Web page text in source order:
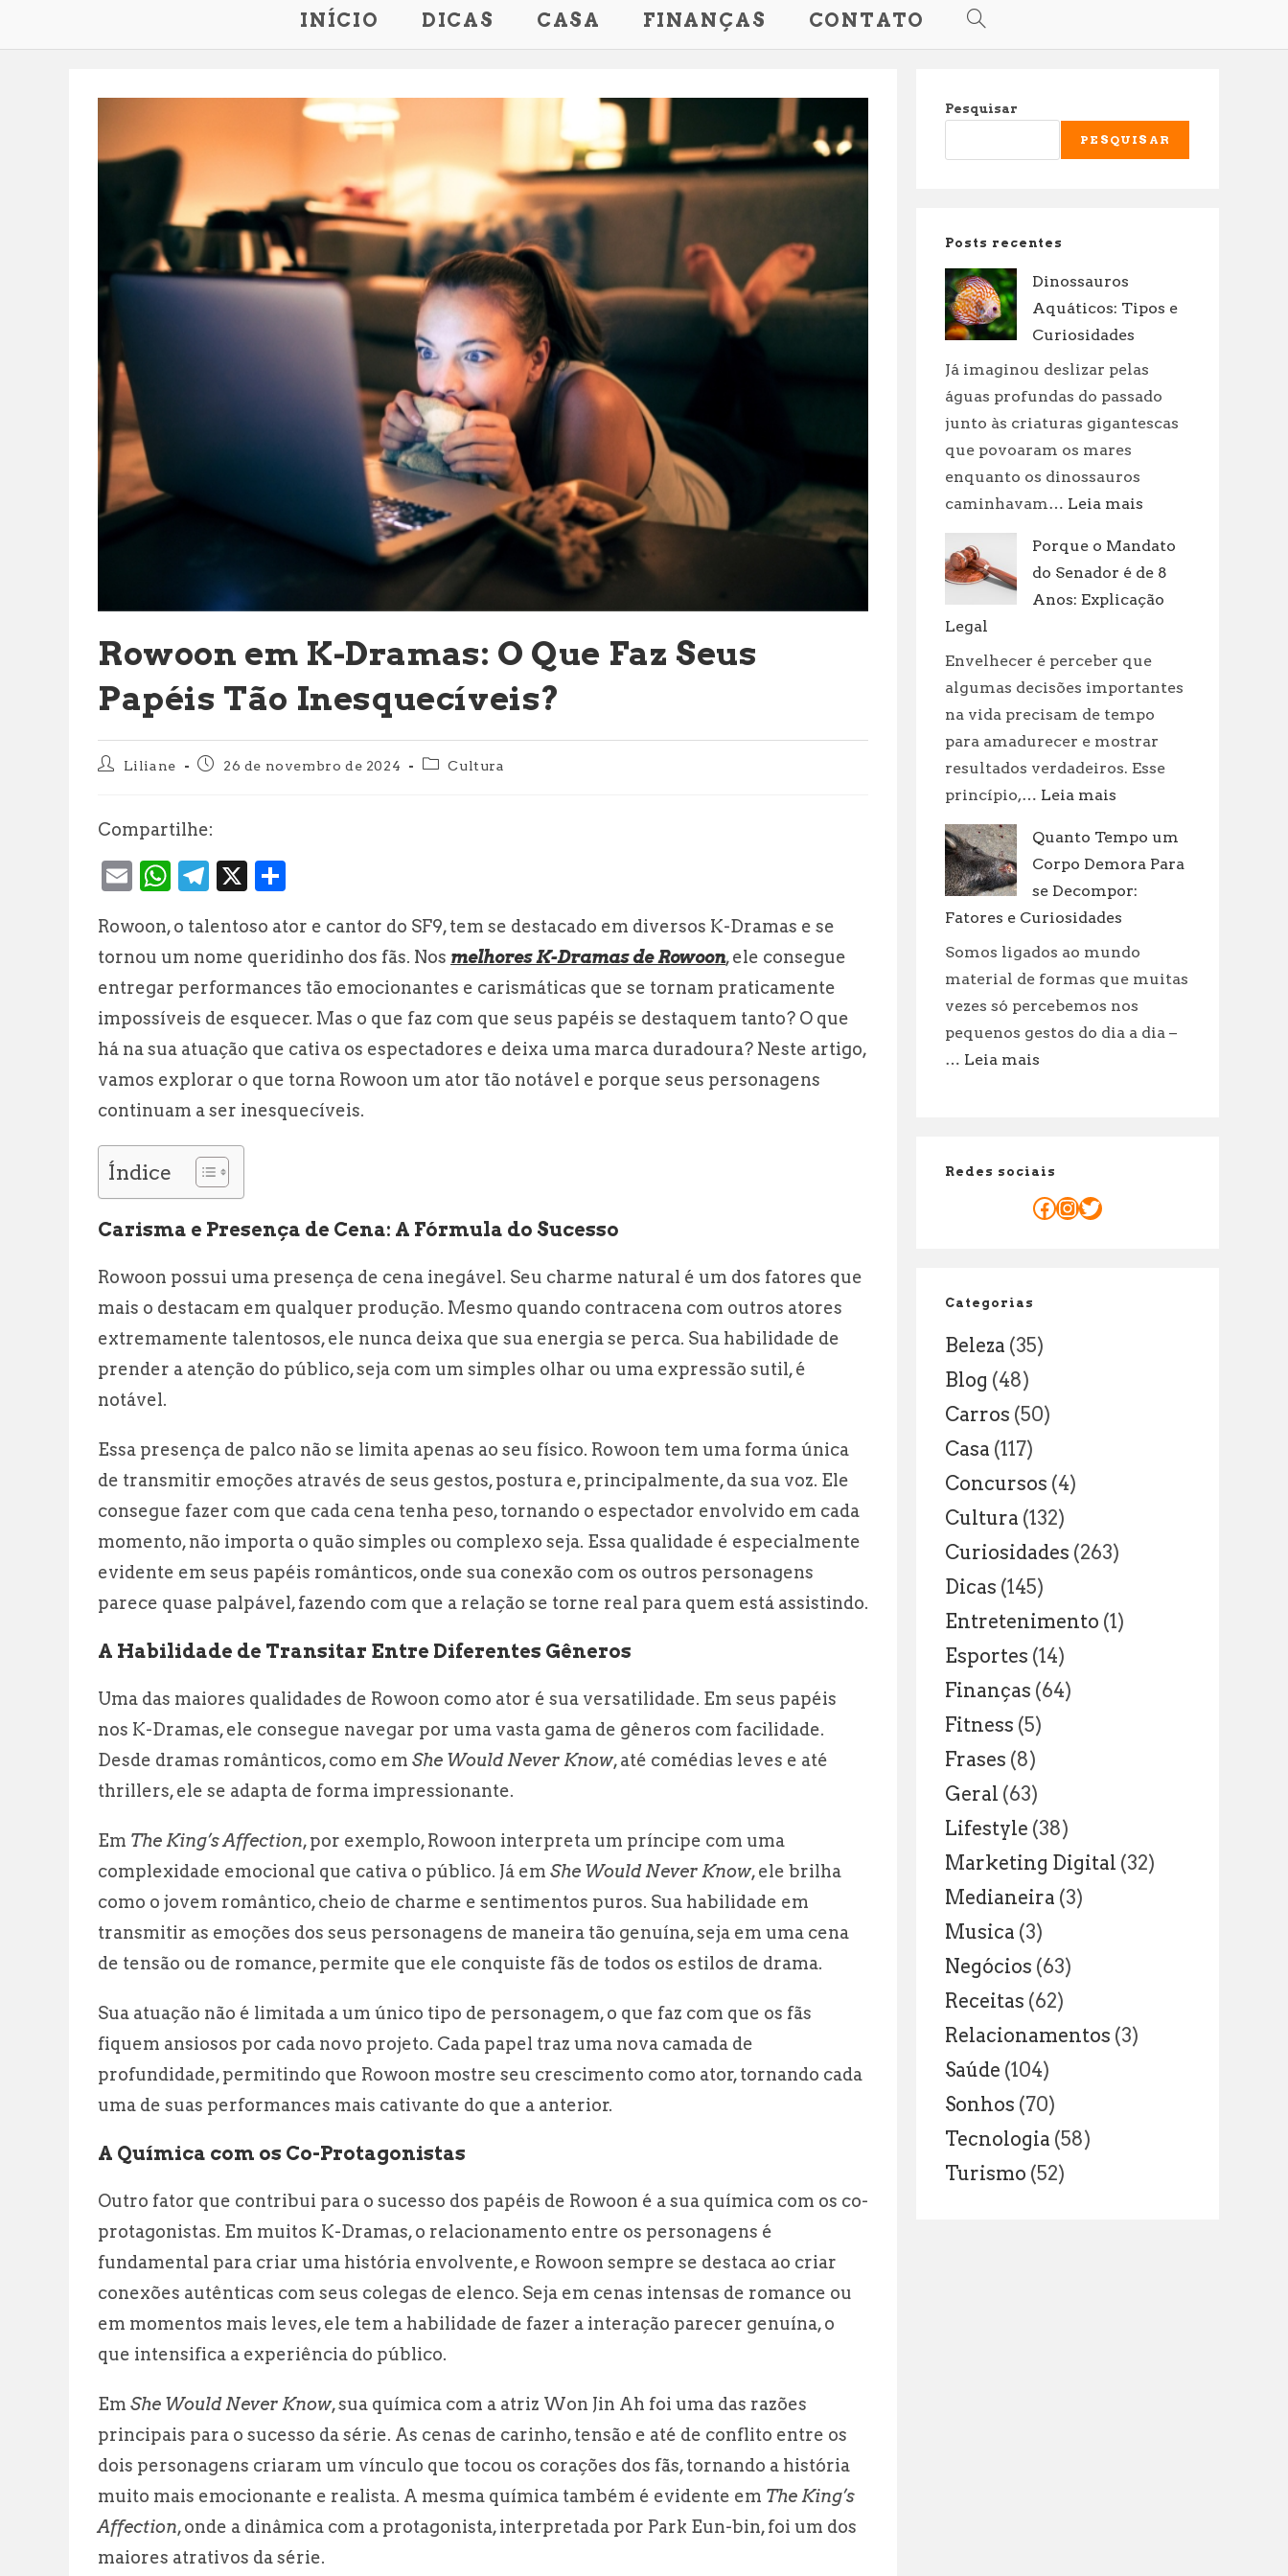
INÍCIO DICAS CASA FINANÇAS CONTATO ALTERNAR
Rowoon em K-Dramas: O Que Faz Seus
Papéis Tão Inesquecíveis?
AutorLiliane
Post26 de novembro de 2024
Categoria
Cultura
Compartilhe:
E
ai
l
W
at
s
A
p
p
T
e
g
r
a
m
X
a
r
e
Rowoon, o talentoso ator e cantor do SF9, tem se destacado em diversos K-Dramas e se
tornou um nome queridinho dos fãs. Nos melhores K-Dramas de Rowoon, ele consegue
entregar performances tão emocionantes e carismáticas que se tornam praticamente
impossíveis de esquecer. Mas o que faz com que seus papéis se destaquem tanto? O que
há na sua atuação que cativa os espectadores e deixa uma marca duradoura? Neste artigo,
vamos explorar o que torna Rowoon um ator tão notável e porque seus personagens
continuam a ser inesquecíveis.
Índice
Carisma e Presença de Cena: A Fórmula do Sucesso
Rowoon possui uma presença de cena inegável. Seu charme natural é um dos fatores que
mais o destacam em qualquer produção. Mesmo quando contracena com outros atores
extremamente talentosos, ele nunca deixa que sua energia se perca. Sua habilidade de
prender a atenção do público, seja com um simples olhar ou uma expressão sutil, é
notável.
Essa presença de palco não se limita apenas ao seu físico. Rowoon tem uma forma única
de transmitir emoções através de seus gestos, postura e, principalmente, da sua voz. Ele
consegue fazer com que cada cena tenha peso, tornando o espectador envolvido em cada
momento, não importa o quão simples ou complexo seja. Essa qualidade é especialmente
evidente em seus papéis românticos, onde sua conexão com os outros personagens
parece quase palpável, fazendo com que a relação se torne real para quem está assistindo.
A Habilidade de Transitar Entre Diferentes Gêneros
Uma das maiores qualidades de Rowoon como ator é sua versatilidade. Em seus papéis
nos K-Dramas, ele consegue navegar por uma vasta gama de gêneros com facilidade.
Desde dramas românticos, como em She Would Never Know, até comédias leves e até
thrillers, ele se adapta de forma impressionante.
Em The King’s Affection, por exemplo, Rowoon interpreta um príncipe com uma
complexidade emocional que cativa o público. Já em She Would Never Know, ele brilha
como o jovem romântico, cheio de charme e sentimentos puros. Sua habilidade em
transmitir as emoções dos seus personagens de maneira tão genuína, seja em uma cena
de tensão ou de romance, permite que ele conquiste fãs de todos os estilos de drama.
Sua atuação não é limitada a um único tipo de personagem, o que faz com que os fãs
fiquem ansiosos por cada novo projeto. Cada papel traz uma nova camada de
profundidade, permitindo que Rowoon mostre seu crescimento como ator, tornando cada
uma de suas performances mais cativante do que a anterior.
A Química com os Co-Protagonistas
Outro fator que contribui para o sucesso dos papéis de Rowoon é a sua química com os co-
protagonistas. Em muitos K-Dramas, o relacionamento entre os personagens é
fundamental para criar uma história envolvente, e Rowoon sempre se destaca ao criar
conexões autênticas com seus colegas de elenco. Seja em cenas intensas de romance ou
em momentos mais leves, ele tem a habilidade de fazer a interação parecer genuína, o
que intensifica a experiência do público.
Em She Would Never Know, sua química com a atriz Won Jin Ah foi uma das razões
principais para o sucesso da série. As cenas de carinho, tensão e até de conflito entre os
dois personagens criaram um vínculo que tocou os corações dos fãs, tornando a história
muito mais emocionante e realista. A mesma química também é evidente em The King’s
Affection, onde a dinâmica com a protagonista, interpretada por Park Eun-bin, foi um dos
maiores atrativos da série.
Pesquisar
PESQUISAR
Posts recentes
Dinossauros
Aquáticos: Tipos e
Curiosidades
Já imaginou deslizar pelas
águas profundas do passado
junto às criaturas gigantescas
que povoaram os mares
enquanto os dinossauros
caminhavam… Leia mais
Aquáticos:
Tipos
e
Porque o Mandato
do Senador é de 8
Anos: Explicação
Legal
Envelhecer é perceber que
algumas decisões importantes
na vida precisam de tempo
para amadurecer e mostrar
resultados verdadeiros. Esse
princípio,… Leia mais
o
Mandato
do
Senador
de
8
Anos:
Explicação
Quanto Tempo um
Corpo Demora Para
se Decompor:
Fatores e Curiosidades
Somos ligados ao mundo
material de formas que muitas
vezes só percebemos nos
pequenos gestos do dia a dia –
… Leia mais
Demora
Para
se
Redes sociais
Facebook
Instagram
Twitter
Categorias
Beleza (35)
Blog (48)
Carros (50)
Casa (117)
Concursos (4)
Cultura (132)
Curiosidades (263)
Dicas (145)
Entretenimento (1)
Esportes (14)
Finanças (64)
Fitness (5)
Frases (8)
Geral (63)
Lifestyle (38)
Marketing Digital (32)
Medianeira (3)
Musica (3)
Negócios (63)
Receitas (62)
Relacionamentos (3)
Saúde (104)
Sonhos (70)
Tecnologia (58)
Turismo (52)